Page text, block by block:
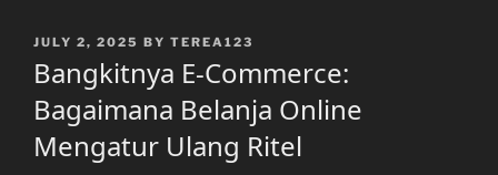
POSTED
JULY 2, 2025 BY TEREA123
Bangkitnya E-Commerce:
Bagaimana Belanja Online
Mengatur Ulang Ritel